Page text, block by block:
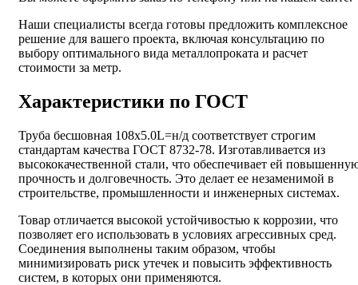
Наши специалисты всегда готовы предложить комплексное
решение для вашего проекта, включая консультацию по
выбору оптимального вида металлопроката и расчет
стоимости за метр.
Характеристики по ГОСТ
Труба бесшовная 108х5.0L=н/д соответствует строгим
стандартам качества ГОСТ 8732-78. Изготавливается из
высококачественной стали, что обеспечивает ей
прочность и долговечность. Это делает ее незаменимой в
строительстве, промышленности и инженерных системах.
Товар отличается высокой устойчивостью к коррозии, что
позволяет его использовать в условиях агрессивных сред.
Соединения выполнены таким образом, чтобы
минимизировать риск утечек и повысить эффективность
систем, в которых они применяются.